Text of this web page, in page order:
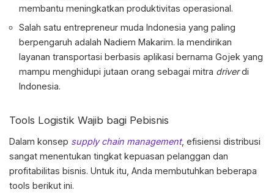
membantu meningkatkan produktivitas operasional.
Salah satu entrepreneur muda Indonesia yang paling
berpengaruh adalah Nadiem Makarim. Ia mendirikan
layanan transportasi berbasis aplikasi bernama Gojek yang
mampu menghidupi jutaan orang sebagai mitra driverdi
Indonesia.
Tools Logistik Wajib bagi Pebisnis
Dalam konsep supply chain management, efisiensi distribusi
sangat menentukan tingkat kepuasan pelanggan dan
profitabilitas bisnis. Untuk itu, Anda membutuhkan beberapa
tools berikut ini.